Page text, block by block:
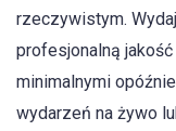
rzeczywistym.
profesjonalną
minimalnymi
wydarzeń na żywo